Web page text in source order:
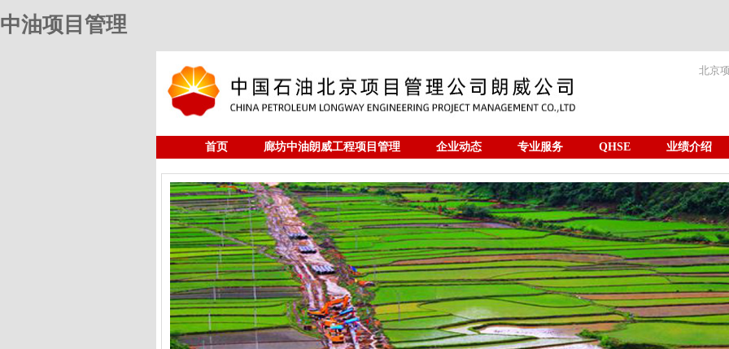
中油项目管理
北京
首页 廊坊中油朗威工程项目管理 企业动态 专业服务 QHSE
业绩介绍